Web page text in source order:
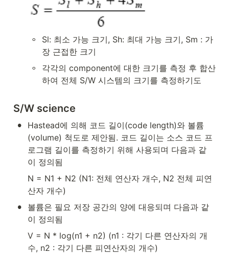
◦
Sl: 최소 가능 크기, Sh: 최대 가능 크기, Sm : 가
장 근접한 크기
◦
각각의 component에 대한 크기를 측정 후 합산
하여 전체 S/W 시스템의 크기를 측정하기도
S/W science
•
Hastead에 의해 코드 길이(code length)와 볼륨
(volume) 척도로 제안됨. 코드 길이는 소스 코드 프
로그램 길이를 측정하기 위해 사용되며 다음과 같
이 정의됨
N = N1 + N2 (N1: 전체 연산자 개수, N2 전체 피연
산자 개수)
•
볼륨은 필요 저장 공간의 양에 대응되며 다음과 같
이 정의됨
V = N * log(n1 + n2) (n1 : 각기 다른 연산자의 개
수, n2 : 각기 다른 피연산자의 개수)